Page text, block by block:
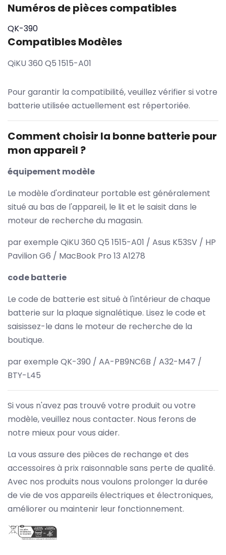
Numéros de pièces compatibles
QK-390
Compatibles Modèles
QiKU 360 Q5 1515-A01
Pour garantir la compatibilité, veuillez vérifier si votre
batterie utilisée actuellement est répertoriée.
Comment choisir la bonne batterie pour
mon appareil ?
équipement modèle
Le modèle d'ordinateur portable est généralement
situé au bas de l'appareil, le lit et le saisit dans le
moteur de recherche du magasin.
par exemple QiKU 360 Q5 1515-A01 / Asus K53SV / HP
Pavilion G6 / MacBook Pro 13 A1278
code batterie
Le code de batterie est situé à l'intérieur de chaque
batterie sur la plaque signalétique. Lisez le code et
saisissez-le dans le moteur de recherche de la
boutique.
par exemple QK-390 / AA-PB9NC6B / A32-M47 /
BTY-L45
Si vous n'avez pas trouvé votre produit ou votre
modèle, veuillez nous contacter. Nous ferons de
notre mieux pour vous aider.
La vous assure des pièces de rechange et des
accessoires à prix raisonnable sans perte de qualité.
Avec nos produits nous voulons prolonger la durée
de vie de vos appareils électriques et électroniques,
améliorer ou maintenir leur fonctionnement.